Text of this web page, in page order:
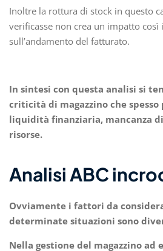
Inoltre la rottura di stock in questo
verificasse non crea un impatto
sull’andamento del fatturato.
In sintesi con questa analisi si
criticità di magazzino che
liquidità finanziaria, mancanza
risorse.
Analisi ABC
Ovviamente i fattori da
determinate situazioni sono
Nella gestione del magazzino ad